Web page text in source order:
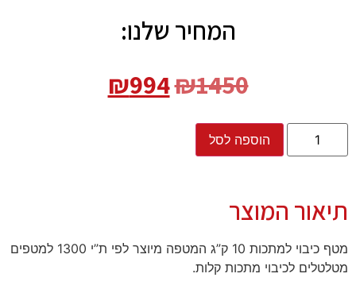
המחיר שלנו:
₪1450
₪994
הוספה לסל
תיאור המוצר
מטף כיבוי למתכות 10 ק”ג המטפה מיוצר לפי ת”י 1300 למטפים
מטלטלים לכיבוי מתכות קלות.